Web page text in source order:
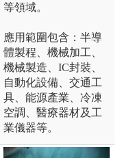
等領域。
應用範圍包含：半導
體製程、機械加工、
機械製造、IC封裝、
自動化設備、交通工
具、能源產業、冷凍
空調、醫療器材及工
業儀器等。